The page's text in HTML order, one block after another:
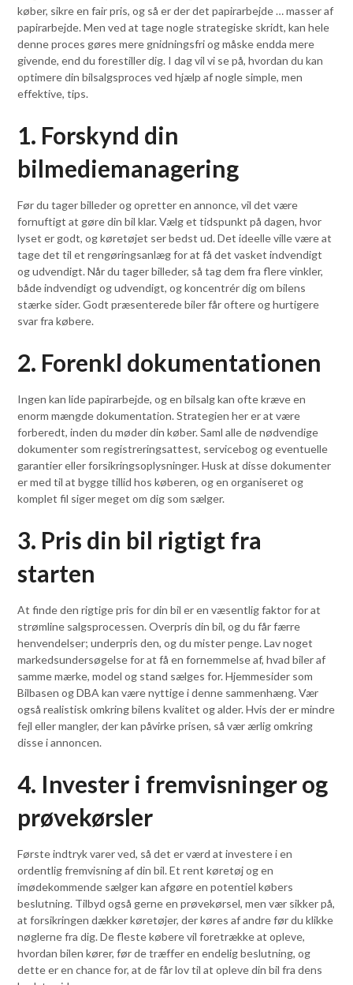
køber, sikre en fair pris, og så er der det papirarbejde … masser af
papirarbejde. Men ved at tage nogle strategiske skridt, kan hele
denne proces gøres mere gnidningsfri og måske endda mere
givende, end du forestiller dig. I dag vil vi se på, hvordan du kan
optimere din bilsalgsproces ved hjælp af nogle simple, men
effektive, tips.
1. Forskynd din
bilmediemanagering
Før du tager billeder og opretter en annonce, vil det være
fornuftigt at gøre din bil klar. Vælg et tidspunkt på dagen, hvor
lyset er godt, og køretøjet ser bedst ud. Det ideelle ville være at
tage det til et rengøringsanlæg for at få det vasket indvendigt
og udvendigt. Når du tager billeder, så tag dem fra flere vinkler,
både indvendigt og udvendigt, og koncentrér dig om bilens
stærke sider. Godt præsenterede biler får oftere og hurtigere
svar fra købere.
2. Forenkl dokumentationen
Ingen kan lide papirarbejde, og en bilsalg kan ofte kræve en
enorm mængde dokumentation. Strategien her er at være
forberedt, inden du møder din køber. Saml alle de nødvendige
dokumenter som registreringsattest, servicebog og eventuelle
garantier eller forsikringsoplysninger. Husk at disse dokumenter
er med til at bygge tillid hos køberen, og en organiseret og
komplet fil siger meget om dig som sælger.
3. Pris din bil rigtigt fra
starten
At finde den rigtige pris for din bil er en væsentlig faktor for at
strømline salgsprocessen. Overpris din bil, og du får færre
henvendelser; underpris den, og du mister penge. Lav noget
markedsundersøgelse for at få en fornemmelse af, hvad biler af
samme mærke, model og stand sælges for. Hjemmesider som
Bilbasen og DBA kan være nyttige i denne sammenhæng. Vær
også realistisk omkring bilens kvalitet og alder. Hvis der er mindre
fejl eller mangler, der kan påvirke prisen, så vær ærlig omkring
disse i annoncen.
4. Invester i fremvisninger og
prøvekørsler
Første indtryk varer ved, så det er værd at investere i en
ordentlig fremvisning af din bil. Et rent køretøj og en
imødekommende sælger kan afgøre en potentiel købers
beslutning. Tilbyd også gerne en prøvekørsel, men vær sikker på,
at forsikringen dækker køretøjer, der køres af andre før du klikke
nøglerne fra dig. De fleste købere vil foretrække at opleve,
hvordan bilen kører, før de træffer en endelig beslutning, og
dette er en chance for, at de får lov til at opleve din bil fra dens